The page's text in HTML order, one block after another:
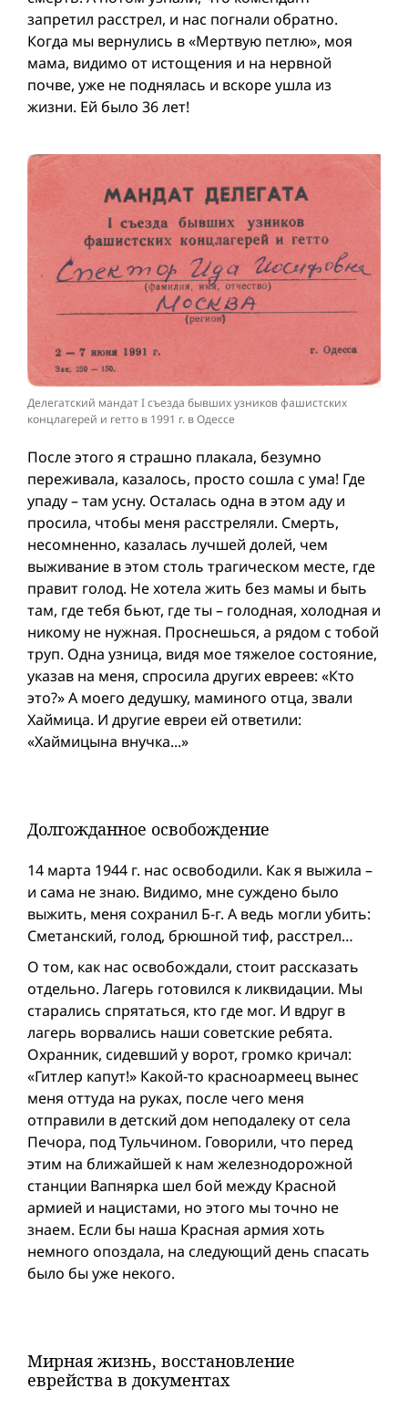
запретил расстрел, и нас погнали обратно.
Когда мы вернулись в «Мертвую петлю», моя
мама, видимо от истощения и на нервной
почве, уже не поднялась и вскоре ушла из
жизни. Ей было 36 лет!
Делегатский мандат I съезда бывших узников фашистских
концлагерей и гетто в 1991 г. в Одессе
После этого я страшно плакала, безумно
переживала, казалось, просто сошла с ума! Где
упаду – там усну. Осталась одна в этом аду и
просила, чтобы меня расстреляли. Смерть,
несомненно, казалась лучшей долей, чем
выживание в этом столь трагическом месте, где
правит голод. Не хотела жить без мамы и быть
там, где тебя бьют, где ты – голодная, холодная и
никому не нужная. Проснешься, а рядом с тобой
труп. Одна узница, видя мое тяжелое состояние,
указав на меня, спросила других евреев: «Кто
это?» А моего дедушку, маминого отца, звали
Хаймица. И другие евреи ей ответили:
«Хаймицына внучка...»
Долгожданное освобождение
14 марта 1944 г. нас освободили. Как я выжила –
и сама не знаю. Видимо, мне суждено было
выжить, меня сохранил Б-г. А ведь могли убить:
Сметанский, голод, брюшной тиф, расстрел…
О том, как нас освобождали, стоит рассказать
отдельно. Лагерь готовился к ликвидации. Мы
старались спрятаться, кто где мог. И вдруг в
лагерь ворвались наши советские ребята.
Охранник, сидевший у ворот, громко кричал:
«Гитлер капут!» Какой-то красноармеец вынес
меня оттуда на руках, после чего меня
отправили в детский дом неподалеку от села
Печора, под Тульчином. Говорили, что перед
этим на ближайшей к нам железнодорожной
станции Вапнярка шел бой между Красной
армией и нацистами, но этого мы точно не
знаем. Если бы наша Красная армия хоть
немного опоздала, на следующий день спасать
было бы уже некого.
Мирная жизнь, восстановление
еврейства в документах